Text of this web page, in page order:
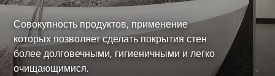
Совокупность продуктов, применение
которых позволяет сделать покрытия стен
более долговечными, гигиеничными и легко
очищающимися.